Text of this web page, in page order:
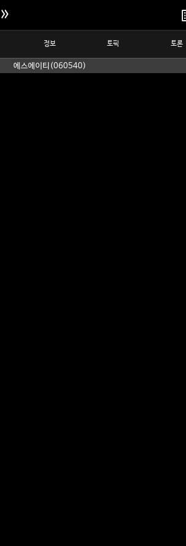
정보 토픽 토론
에스에이티(060540)